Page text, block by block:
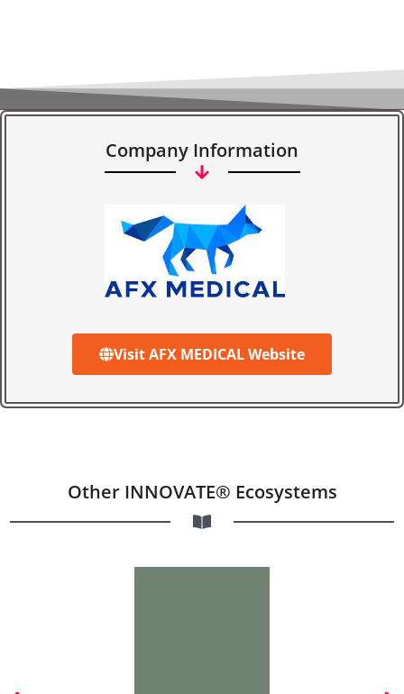
Company Information
Visit AFX MEDICAL Website
Other INNOVATE® Ecosystems